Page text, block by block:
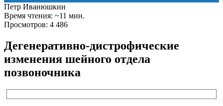
Петр Иванюшкин
Время чтения: ~11 мин.
Просмотров: 4 486
Дегенеративно-дистрофические
изменения шейного отдела
позвоночника